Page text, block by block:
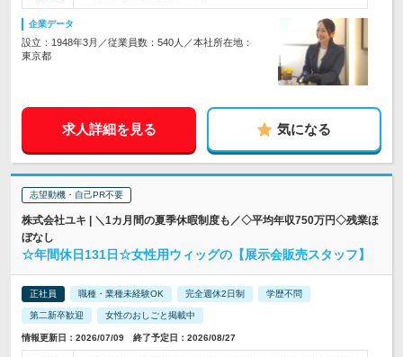
企業データ
設立：1948年3月／従業員数：540人／本社所在地：
東京都
求人詳細を見る 気になる
志望動機・自己PR不要
株式会社ユキ | ＼1カ月間の夏季休暇制度も／◇平均年収750万円◇残業ほ
ぼなし
☆年間休日131日☆女性用ウィッグの【展示会販売スタッフ】
正社員 職種・業種未経験OK 完全週休2日制 学歴不問
第二新卒歓迎 女性のおしごと掲載中
情報更新日：2026/07/09 終了予定日：2026/08/27